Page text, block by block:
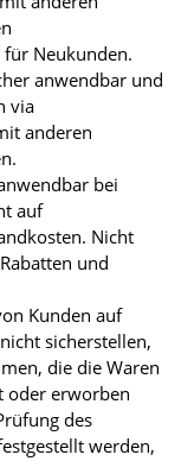
Neukunden.
anwendbar und
via
anderen
bei
auf
Nicht
und
Kunden auf
sicherstellen,
die die Waren
oder erworben
des
werden,